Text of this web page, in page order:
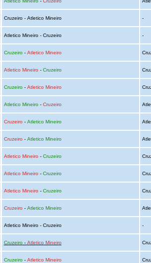
Cruzeiro - Atletico Mineiro -
Atletico Mineiro - Cruzeiro -
Cruzeiro- Atletico Mineiro
Atletico Mineiro - Cruzeiro
Cruzeiro- Atletico Mineiro
Atletico Mineiro- Cruzeiro
Cruzeiro - Atletico Mineiro
Cruzeiro - Atletico Mineiro
Atletico Mineiro - Cruzeiro
Atletico Mineiro - Cruzeiro
Atletico Mineiro - Cruzeiro
Cruzeiro - Atletico Mineiro
Atletico Mineiro - Cruzeiro -
Cruzeiro- Atletico Mineiro
Cruzeiro- Atletico Mineiro